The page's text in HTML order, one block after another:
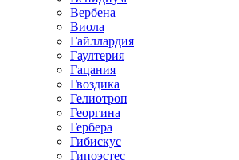
Вербена
Виола
Гайллардия
Гаултерия
Гацания
Гвоздика
Гелиотроп
Георгина
Гербера
Гибискус
Гипоэстес